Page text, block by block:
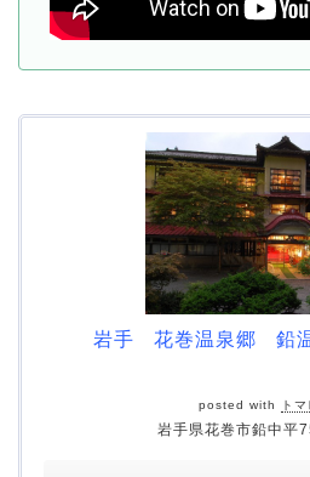
岩手 花巻温泉郷 鉛
posted with ト
岩手県花巻市鉛中平